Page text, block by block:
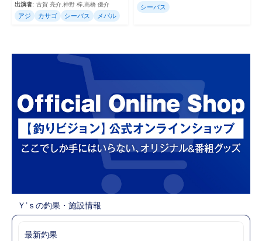
出演者: 古賀 亮介,神野 梓,高橋 優介
アジ カサゴ シーバス メバル
シーバス
Ｙ’ｓの釣果・施設情報
最新釣果